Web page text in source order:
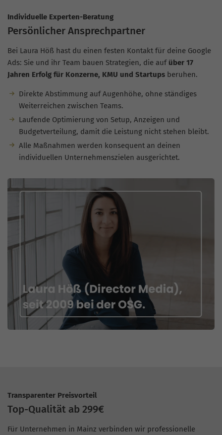
Individuelle Experten-Beratung
Persönlicher Ansprechpartner
Bei Laura Höß hast du einen festen Kontakt für deine Google
Ads: Sie und ihr Team bauen Strategien, die auf über 17
Jahren Erfolg für Konzerne, KMU und Startups beruhen.
Direkte Abstimmung auf Augenhöhe, ohne ständiges
Weiterreichen zwischen Teams.
Laufende Optimierung von Setup, Anzeigen und
Budgetverteilung, damit die Leistung nicht stehen bleibt.
Alle Maßnahmen werden konsequent an deinen
individuellen Unternehmenszielen ausgerichtet.
Transparenter Preisvorteil
Top-Qualität ab 299€
Für Unternehmen in Mainz verbinden wir professionelle